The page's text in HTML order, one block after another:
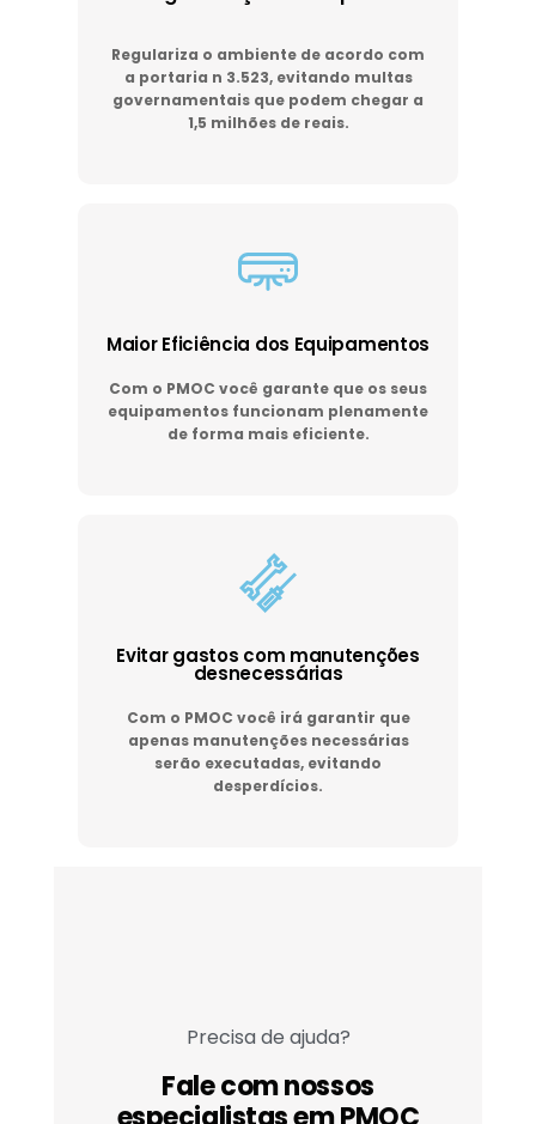
Regulariza o ambiente de acordo com
a portaria n 3.523, evitando multas
governamentais que podem chegar a
1,5 milhões de reais.
Maior Eficiência dos Equipamentos
Com o PMOC você garante que os seus
equipamentos funcionam plenamente
de forma mais eficiente.
Evitar gastos com manutenções
desnecessárias
Com o PMOC você irá garantir que
apenas manutenções necessárias
serão executadas, evitando
desperdícios.
Precisa de ajuda?
Fale com nossos